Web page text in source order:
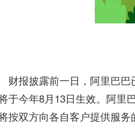
财报披露前一日，阿里巴
于今年8月13日生效。阿里
按双方向各自客户提供服